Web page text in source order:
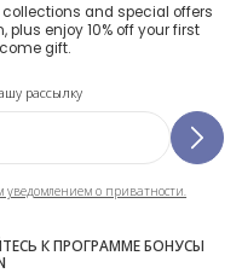
and special offers
plus enjoy 10% off your first
gift.
рассылку
о приватности.
К ПРОГРАММЕ БОНУСЫ